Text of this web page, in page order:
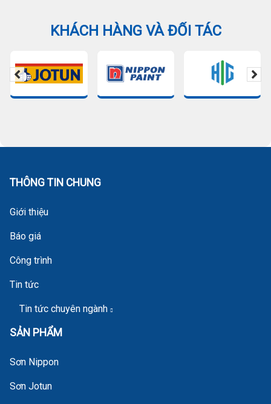
KHÁCH HÀNG VÀ ĐỐI TÁC
THÔNG TIN CHUNG
Giới thiệu
Báo giá
Công trình
Tin tức
Tin tức chuyên ngành
SẢN PHẨM
Sơn Nippon
Sơn Jotun